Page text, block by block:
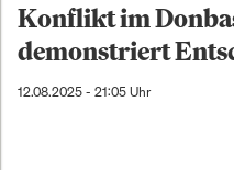
Konflikt im
demonstriert
12.08.2025 - 21:05 Uhr